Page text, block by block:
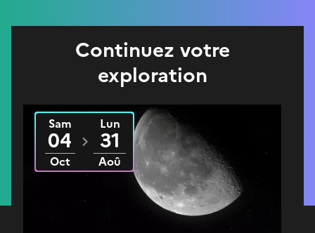
Continuez votre
exploration
Du
Sam
04
Oct
2025 auLun
31
Aoû
2026